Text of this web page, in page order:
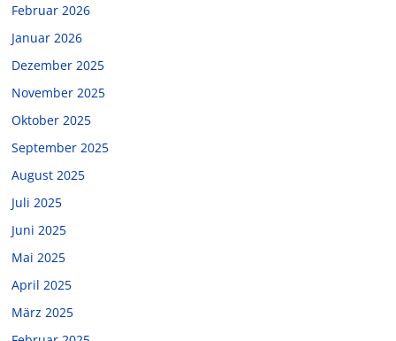
Februar 2026
Januar 2026
Dezember 2025
November 2025
Oktober 2025
September 2025
August 2025
Juli 2025
Juni 2025
Mai 2025
April 2025
März 2025